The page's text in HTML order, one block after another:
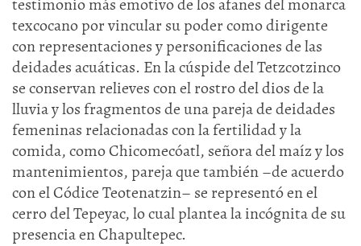
testimonio más emotivo de los afanes del monarca
texcocano por vincular su poder como dirigente
con representaciones y personificaciones de las
deidades acuáticas. En la cúspide del Tetzcotzinco
se conservan relieves con el rostro del dios de la
lluvia y los fragmentos de una pareja de deidades
femeninas relacionadas con la fertilidad y la
comida, como Chicomecóatl, señora del maíz y los
mantenimientos, pareja que también –de acuerdo
con el Códice Teotenatzin– se representó en el
cerro del Tepeyac, lo cual plantea la incógnita de su
presencia en Chapultepec.